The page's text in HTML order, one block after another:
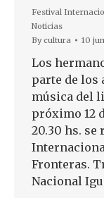
Festival
Noticias
Bycultura 10
Los
parte de los
música del
próximo 12
20.30 hs.
Fronteras.
Nacional